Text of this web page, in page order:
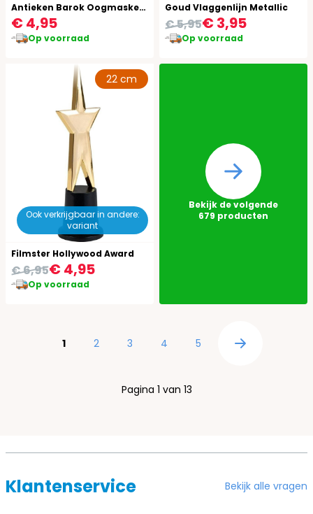
Antieken Barok Oogmasker Goud
€ 4,95
Op voorraad
Goud Vlaggenlijn Metallic
€ 3,95
€ 5,95
Op voorraad
Ook verkrijgbaar in andere:
variant
22 cm
Filmster Hollywood Award
€ 4,95
€ 6,95
Op voorraad
Bekijk de volgende
679 producten
U lees momenteel pagina
1 Pagina
2 Pagina
3 Pagina
4 Pagina
5 Pagina
Pagina 1 van 13
Klantenservice Bekijk alle vragen